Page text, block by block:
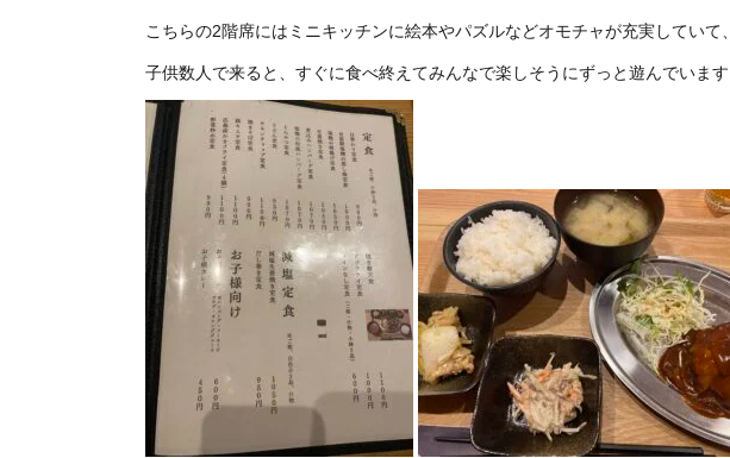
こちらの2階席にはミニキッチンに絵本やパズルなどオモチャが充実していて、
子供数人で来ると、すぐに食べ終えてみんなで楽しそうにずっと遊んでいます